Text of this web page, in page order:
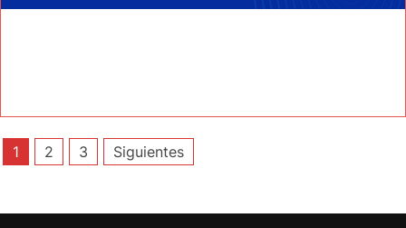
Paginación
entradas
1 2 3 Siguientes